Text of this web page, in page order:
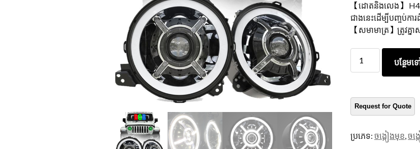
【ដោតនិងលេង】 H4
ជាងនេះដើម្បីបញ្ចប់កា
【សមាមាត្រ】ត្រូវគ្
ស៊ុន
មុខ
គេ
អ៊ីញ
បន្ថែមទ
ប្រភេទ: ចង្កៀងមុខ,ចង្